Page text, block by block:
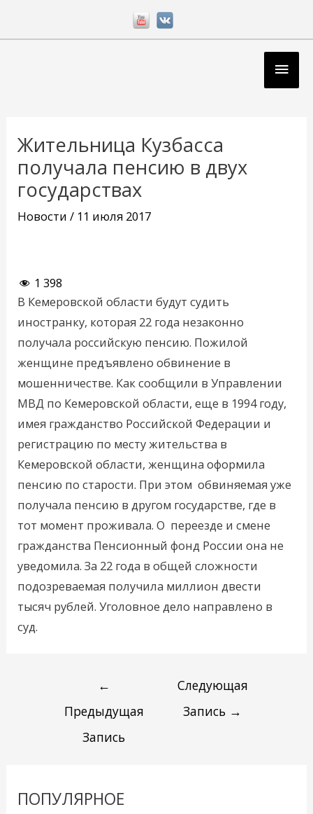
Жительница Кузбасса
получала пенсию в двух
государствах
Новости / 11 июля 2017
1 398
В Кемеровской области будут судить
иностранку, которая 22 года незаконно
получала российскую пенсию. Пожилой
женщине предъявлено обвинение в
мошенничестве. Как сообщили в Управлении
МВД по Кемеровской области, еще в 1994 году,
имея гражданство Российской Федерации и
регистрацию по месту жительства в
Кемеровской области, женщина оформила
пенсию по старости. При этом обвиняемая уже
получала пенсию в другом государстве, где в
тот момент проживала. О переезде и смене
гражданства Пенсионный фонд России она не
уведомила. За 22 года в общей сложности
подозреваемая получила миллион двести
тысяч рублей. Уголовное дело направлено в
суд.
записям
←
Предыдущая
Запись
Следующая
Запись →
ПОПУЛЯРНОЕ